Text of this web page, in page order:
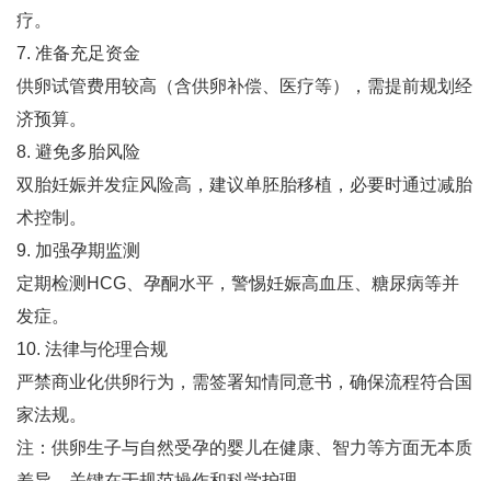
疗‌。
7. 准备充足资金
供卵试管费用较高（含供卵补偿、医疗等），需提前规划经
济预算‌。
8. 避免多胎风险
双胎妊娠并发症风险高，建议单胚胎移植，必要时通过减胎
术控制‌。
9. 加强孕期监测
定期检测HCG、孕酮水平，警惕妊娠高血压、糖尿病等并
发症‌。
10. 法律与伦理合规
严禁商业化供卵行为，需签署知情同意书，确保流程符合国
家法规‌。
注：供卵生子与自然受孕的婴儿在健康、智力等方面无本质